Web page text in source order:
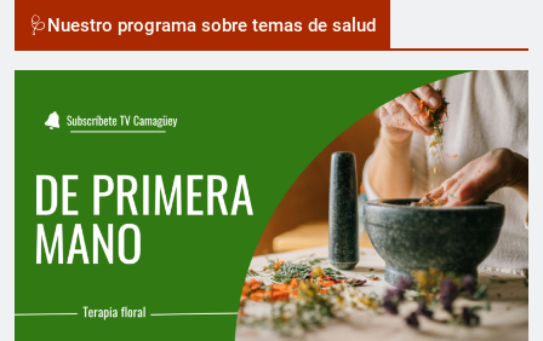
🩺Nuestro programa sobre temas de salud